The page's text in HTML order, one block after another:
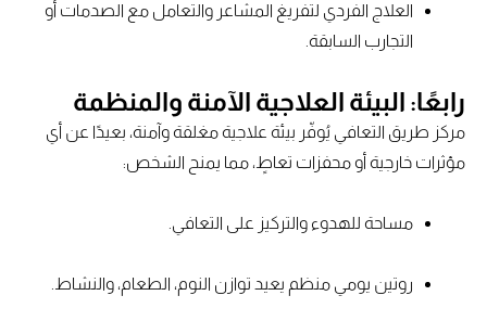
العلاج الفردي لتفريغ المشاعر والتعامل مع الصدمات أو
التجارب السابقة.
رابعًا: البيئة العلاجية الآمنة والمنظمة
مركز طريق التعافي يُوفّر بيئة علاجية مغلقة وآمنة، بعيدًا عن أي
مؤثرات خارجية أو محفزات تعاطٍ، مما يمنح الشخص:
مساحة للهدوء والتركيز على التعافي.
روتين يومي منظم يعيد توازن النوم، الطعام، والنشاط.